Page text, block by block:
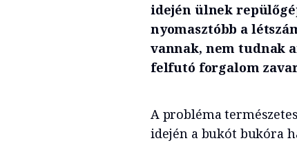
idején ülnek
nyomasztóbb a
vannak, nem tudnak
felfutó forgalom
A probléma
idején a bukót bukóra